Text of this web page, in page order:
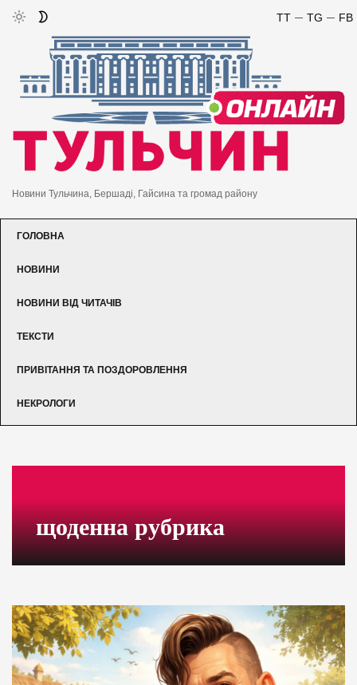
FB
TG
TT
Новини Тульчина, Бершаді, Гайсина та громад району
ГОЛОВНА
НОВИНИ
НОВИНИ ВІД ЧИТАЧІВ
ТЕКСТИ
ПРИВІТАННЯ ТА ПОЗДОРОВЛЕННЯ
НЕКРОЛОГИ
щоденна рубрика